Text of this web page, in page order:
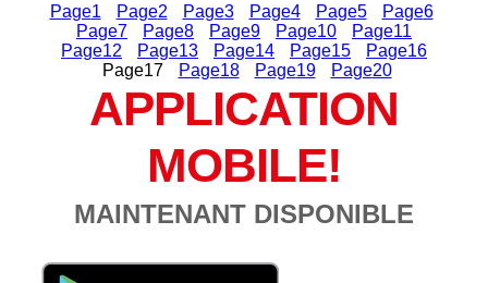
Page1 Page2 Page3 Page4 Page5 Page6
Page7 Page8 Page9 Page10 Page11
Page12 Page13 Page14 Page15 Page16
Page17 Page18 Page19 Page20
APPLICATION
MOBILE!
MAINTENANT DISPONIBLE